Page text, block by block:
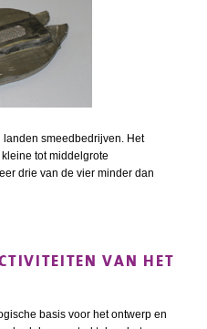
smeedbedrijven. Het
tot middelgrote
drie van de vier minder dan
VAN HET
basis voor het ontwerp en